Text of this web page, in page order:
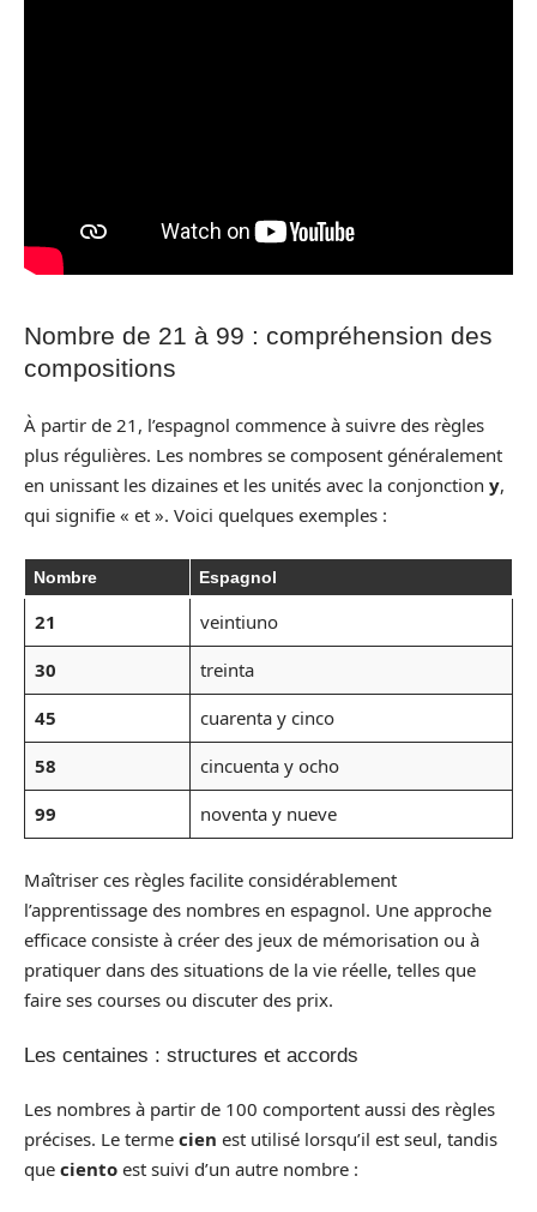
Nombre de 21 à 99 : compréhension des
compositions
À partir de 21, l’espagnol commence à suivre des règles
plus régulières. Les nombres se composent généralement
en unissant les dizaines et les unités avec la conjonction y,
qui signifie « et ». Voici quelques exemples :
Nombre Espagnol
21
veintiuno
30
treinta
45
cuarenta y cinco
58
cincuenta y ocho
99
noventa y nueve
Maîtriser ces règles facilite considérablement
l’apprentissage des nombres en espagnol. Une approche
efficace consiste à créer des jeux de mémorisation ou à
pratiquer dans des situations de la vie réelle, telles que
faire ses courses ou discuter des prix.
Les centaines : structures et accords
Les nombres à partir de 100 comportent aussi des règles
précises. Le terme cien est utilisé lorsqu’il est seul, tandis
que ciento est suivi d’un autre nombre :